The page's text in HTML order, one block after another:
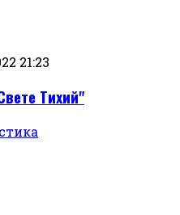
21:23
Тихий"